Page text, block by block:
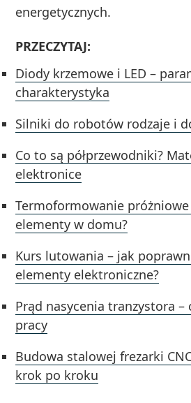
energetycznych.
PRZECZYTAJ:
Diody krzemowe i LED –
charakterystyka
Silniki do robotów rodzaje i
Co to są półprzewodniki?
elektronice
Termoformowanie
elementy w domu?
Kurs lutowania – jak
elementy elektroniczne?
Prąd nasycenia tranzystora
pracy
Budowa stalowej frezarki
krok po kroku